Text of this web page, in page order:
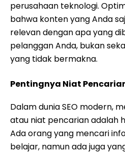
perusahaan teknologi.
bahwa konten yang Anda
relevan dengan apa yang
pelanggan Anda, bukan
yang tidak bermakna.
Pentingnya Niat
Dalam dunia SEO modern,
atau niat pencarian adalah
Ada orang yang mencari
belajar, namun ada juga